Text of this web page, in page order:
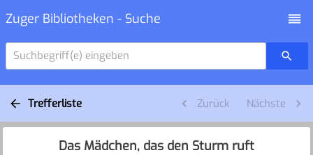
Zuger Bibliotheken - Suche
Suchbegriff(e) eingeben
Trefferliste Zurück Nächste
Das Mädchen, das den Sturm ruft